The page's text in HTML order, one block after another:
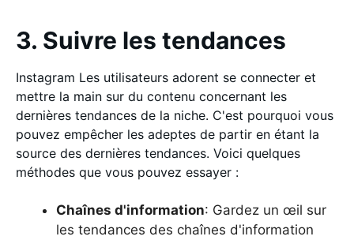
3. Suivre les tendances
Instagram Les utilisateurs adorent se connecter et
mettre la main sur du contenu concernant les
dernières tendances de la niche. C'est pourquoi vous
pouvez empêcher les adeptes de partir en étant la
source des dernières tendances. Voici quelques
méthodes que vous pouvez essayer :
Chaînes d'information: Gardez un œil sur
les tendances des chaînes d'information